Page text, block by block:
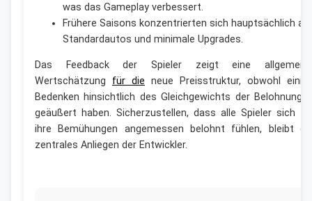
was das Gameplay verbessert.
Frühere Saisons konzentrierten sich hauptsächlich
Standardautos und minimale Upgrades.
Das Feedback der Spieler zeigt eine
Wertschätzung für die neue Preisstruktur, obwohl
Bedenken hinsichtlich des Gleichgewichts der
geäußert haben. Sicherzustellen, dass alle Spieler sich
ihre Bemühungen angemessen belohnt fühlen, bleibt
zentrales Anliegen der Entwickler.